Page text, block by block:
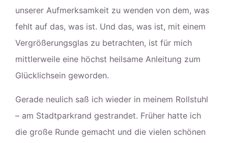
unserer Aufmerksamkeit zu wenden von dem, was
fehlt auf das, was ist. Und das, was ist, mit einem
Vergrößerungsglas zu betrachten, ist für mich
mittlerweile eine höchst heilsame Anleitung zum
Glücklichsein geworden.
Gerade neulich saß ich wieder in meinem Rollstuhl
– am Stadtparkrand gestrandet. Früher hatte ich
die große Runde gemacht und die vielen schönen